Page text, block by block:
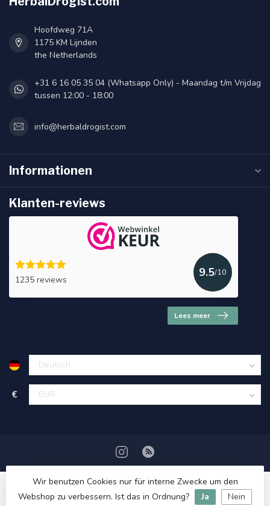
Hoofdweg 71A
1175 KM Lijnden
the Netherlands
+31 6 16 05 35 04 (Whatsapp Only) - Maandag t/m Vrijdag
tussen 12:00 - 18:00
info@herbaldrogist.com
Informationen
Klanten-reviews
1235 reviews
9.5/10
Lees meer
€
Wir benutzen Cookies nur für interne Zwecke um den
Webshop zu verbessern. Ist das in Ordnung?
Ja Nein